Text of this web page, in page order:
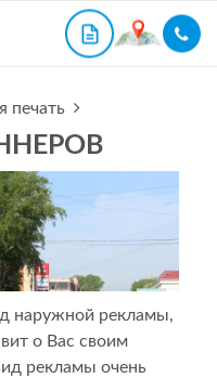
печать
наружной рекламы,
о Вас своим
рекламы очень